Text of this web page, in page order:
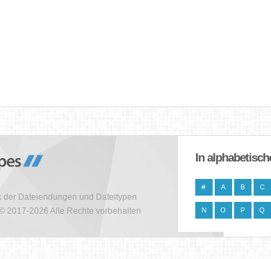
der Dateiendungen und Dateitypen
2017-2026 Alle Rechte vorbehalten
In
# A B C
N O P Q